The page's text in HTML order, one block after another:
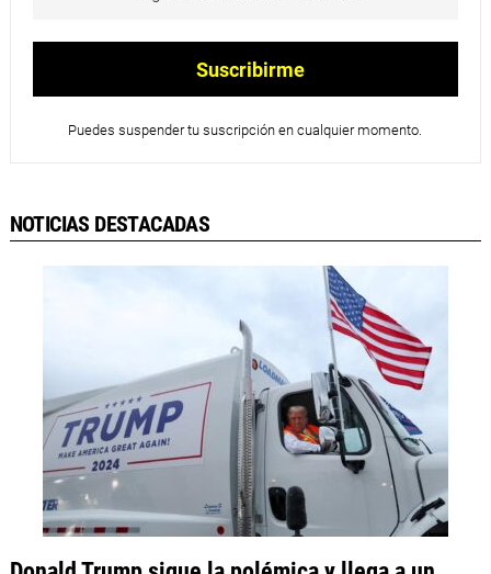
Puedes suspender tu suscripción en cualquier momento.
NOTICIAS DESTACADAS